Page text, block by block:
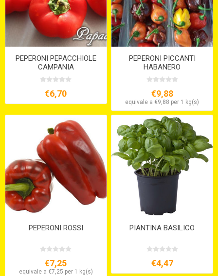
PEPERONI PEPACCHIOLE
CAMPANIA
€6,70
PEPERONI PICCANTI
HABANERO
€9,88
equivale a €9,88 per 1 kg(s)
PEPERONI ROSSI
€7,25
equivale a €7,25 per 1 kg(s)
PIANTINA BASILICO
€4,47